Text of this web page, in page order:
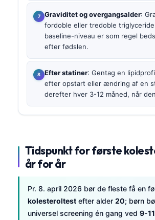
Graviditet og overgangsalder:
fordoble eller tredoble
baseline-niveau er som regel
efter fødslen.
Efter statiner: Gentag en
efter opstart eller ændring af en
derefter hver 3-12 måned, når
Tidspunkt for første
år for år
Pr. 8. april 2026 bør de fleste få en
kolesteroltest efter alder 20; børn
universel screening én gang ved 9-